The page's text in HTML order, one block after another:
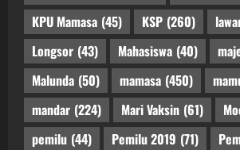
KPU Mamasa (45) KSP (260)
Longsor (43) Mahasiswa (40)
Malunda (50) mamasa (450)
mandar (224) Mari Vaksin (61)
pemilu (44) Pemilu 2019 (71)